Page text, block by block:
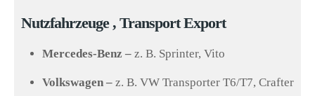
Nutzfahrzeuge , Transport Export
Mercedes-Benz – z. B. Sprinter, Vito
Volkswagen – z. B. VW Transporter T6/T7, Crafter